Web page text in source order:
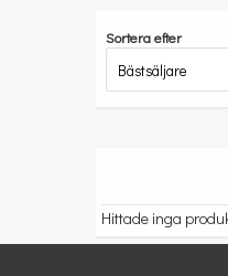
Sortera efter
Hittade inga